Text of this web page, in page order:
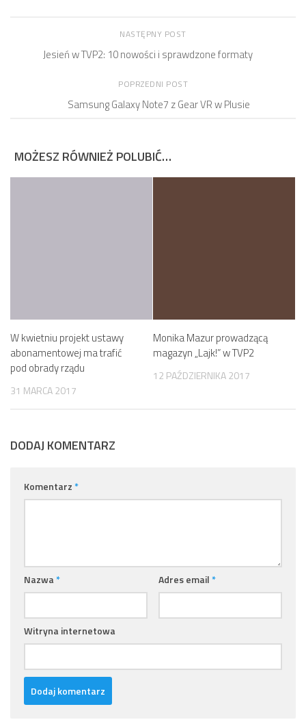
NASTĘPNY POST
Jesień w TVP2: 10 nowości i sprawdzone formaty
POPRZEDNI POST
Samsung Galaxy Note7 z Gear VR w Plusie
MOŻESZ RÓWNIEŻ POLUBIĆ…
W kwietniu projekt ustawy
abonamentowej ma trafić
pod obrady rządu
31 MARCA 2017
Monika Mazur prowadzącą
magazyn „Lajk!” w TVP2
12 PAŹDZIERNIKA 2017
DODAJ KOMENTARZ
Komentarz*
Nazwa* Adres email*
Witryna internetowa